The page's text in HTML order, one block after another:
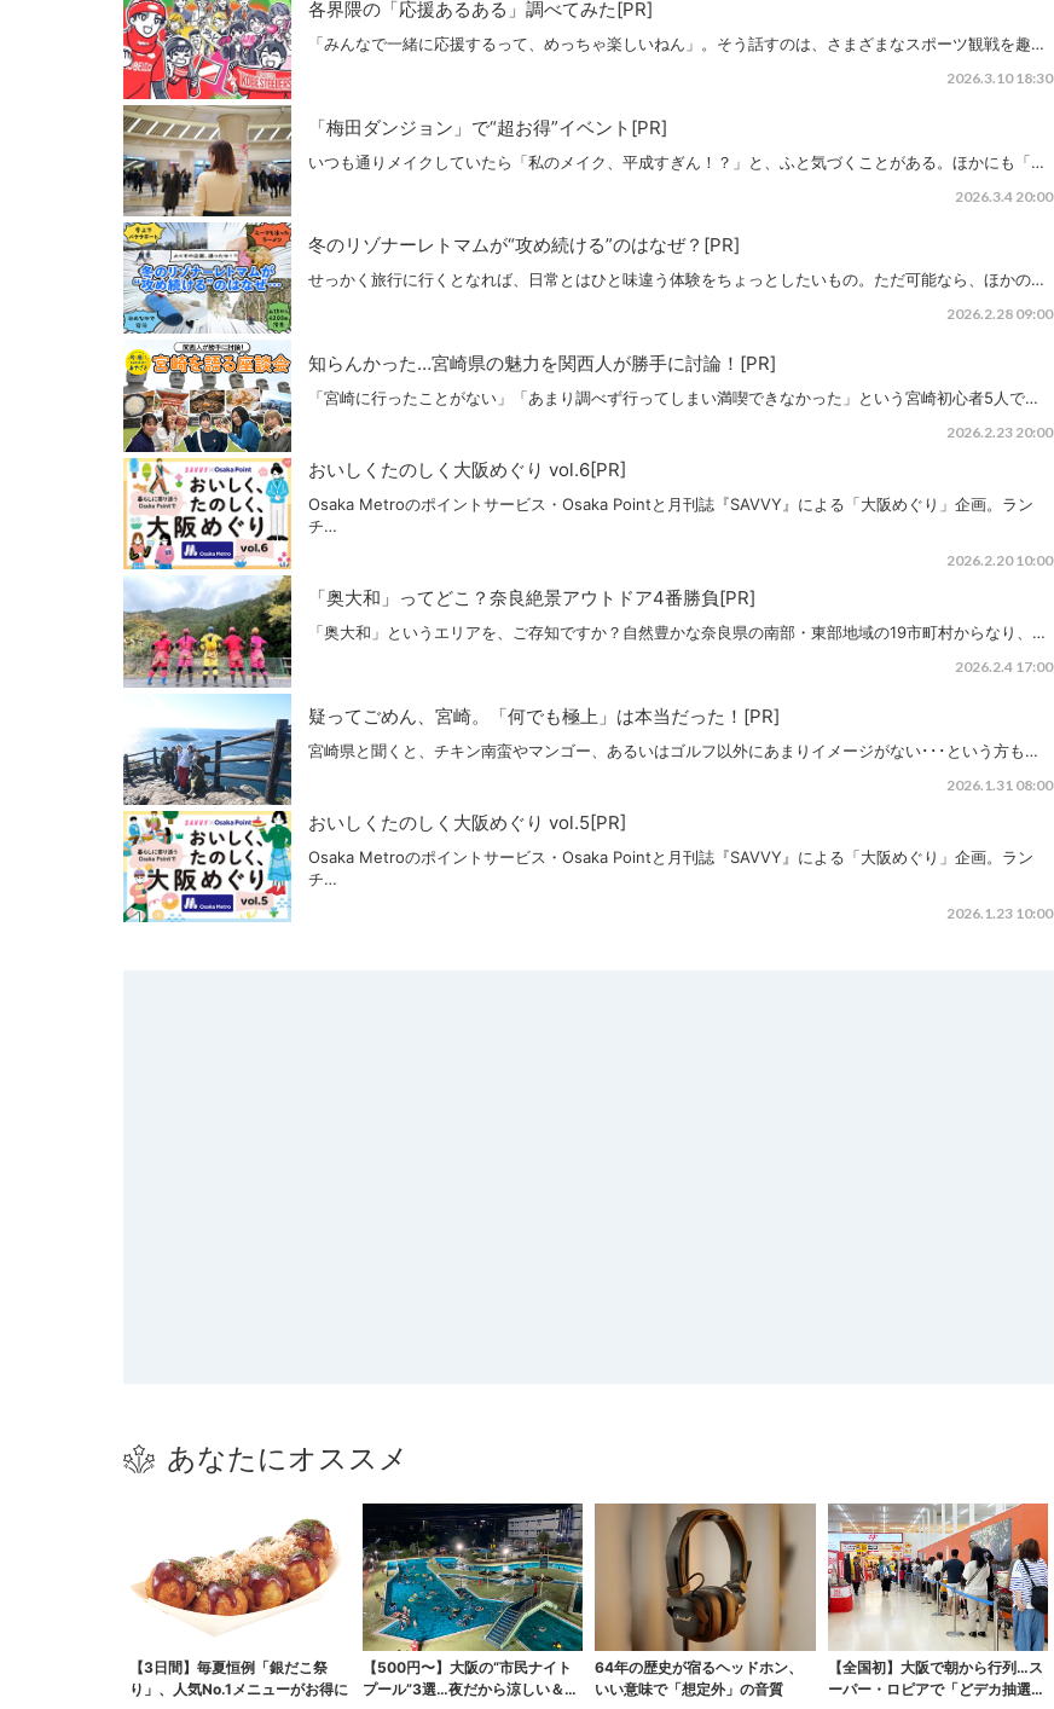
各界隈の「応援あるある」調べてみた[PR]
「みんなで一緒に応援するって、めっちゃ楽しいねん」。そう話すのは、さまざまなスポーツ観戦を趣…
2026.3.10 18:30
「梅田ダンジョン」で“超お得”イベント[PR]
いつも通りメイクしていたら「私のメイク、平成すぎん！？」と、ふと気づくことがある。ほかにも「…
2026.3.4 20:00
冬のリゾナーレトマムが“攻め続ける”のはなぜ？[PR]
せっかく旅行に行くとなれば、日常とはひと味違う体験をちょっとしたいもの。ただ可能なら、ほかの…
2026.2.28 09:00
知らんかった…宮崎県の魅力を関西人が勝手に討論！[PR]
「宮崎に行ったことがない」「あまり調べず行ってしまい満喫できなかった」という宮崎初心者5人で…
2026.2.23 20:00
おいしくたのしく大阪めぐり vol.6[PR]
Osaka Metroのポイントサービス・Osaka Pointと月刊誌『SAVVY』による「大阪めぐり」企画。ラン
チ…
2026.2.20 10:00
「奥大和」ってどこ？奈良絶景アウトドア4番勝負[PR]
「奥大和」というエリアを、ご存知ですか？自然豊かな奈良県の南部・東部地域の19市町村からなり、…
2026.2.4 17:00
疑ってごめん、宮崎。「何でも極上」は本当だった！[PR]
宮崎県と聞くと、チキン南蛮やマンゴー、あるいはゴルフ以外にあまりイメージがない･･･という方も…
2026.1.31 08:00
おいしくたのしく大阪めぐり vol.5[PR]
Osaka Metroのポイントサービス・Osaka Pointと月刊誌『SAVVY』による「大阪めぐり」企画。ラン
チ…
2026.1.23 10:00
あなたにオススメ
【3日間】毎夏恒例「銀だこ祭
り」、人気No.1メニューがお得に
【500円〜】大阪の“市民ナイト
プール”3選…夜だから涼しい＆コ
64年の歴史が宿るヘッドホン、
いい意味で「想定外」の音質
【全国初】大阪で朝から行列…ス
ーパー・ロピアで「どデカ抽選